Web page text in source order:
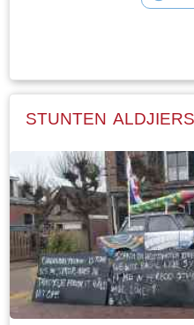
STUNTEN